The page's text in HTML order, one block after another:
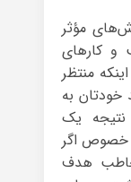
مؤثر
و کارهای
منتظر
خودتان به
یک
خصوص اگر
هدف